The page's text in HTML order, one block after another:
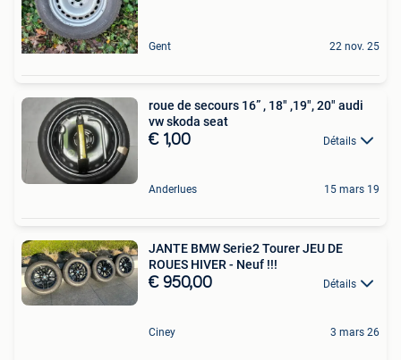
Gent 22 nov. 25
roue de secours 16” , 18" ,19", 20" audi
vw skoda seat
€ 1,00 Détails
Anderlues 15 mars 19
JANTE BMW Serie2 Tourer JEU DE
ROUES HIVER - Neuf !!!
€ 950,00 Détails
Ciney 3 mars 26